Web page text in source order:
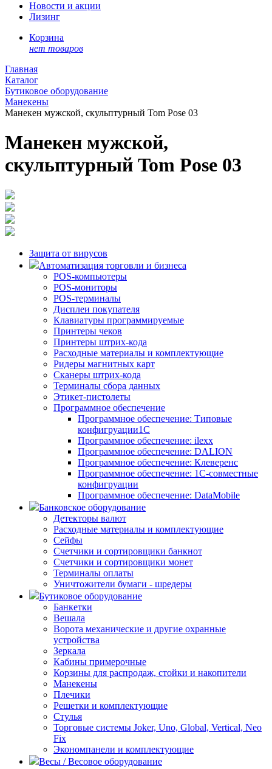
Новости и акции
Лизинг
Корзина
нет товаров
Главная
Каталог
Бутиковое оборудование
Манекены
Манекен мужской, скульптурный Tom Pose 03
Манекен мужской,
скульптурный Tom Pose 03
Защита от вирусов
Автоматизация торговли и бизнеса
POS-компьютеры
POS-мониторы
POS-терминалы
Дисплеи покупателя
Клавиатуры программируемые
Принтеры чеков
Принтеры штрих-кода
Расходные материалы и комплектующие
Ридеры магнитных карт
Сканеры штрих-кода
Терминалы сбора данных
Этикет-пистолеты
Программное обеспечение
Программное обеспечение: Типовые
конфигруации1С
Программное обеспечение: ilexx
Программное обеспечение: DALION
Программное обеспечение: Клеверенс
Программное обеспечение: 1С-совместные
конфигруации
Программное обеспечение: DataMobile
Банковское оборудование
Детекторы валют
Расходные материалы и комплектующие
Сейфы
Счетчики и сортировщики банкнот
Счетчики и сортировщики монет
Терминалы оплаты
Уничтожители бумаги - шредеры
Бутиковое оборудование
Банкетки
Вешала
Ворота механические и другие охранные
устройства
Зеркала
Кабины примерочные
Корзины для распродаж, стойки и накопители
Манекены
Плечики
Решетки и комплектующие
Стулья
Торговые системы Joker, Uno, Global, Vertical, Neo
Fix
Экономпанели и комплектующие
Весы / Весовое оборудование